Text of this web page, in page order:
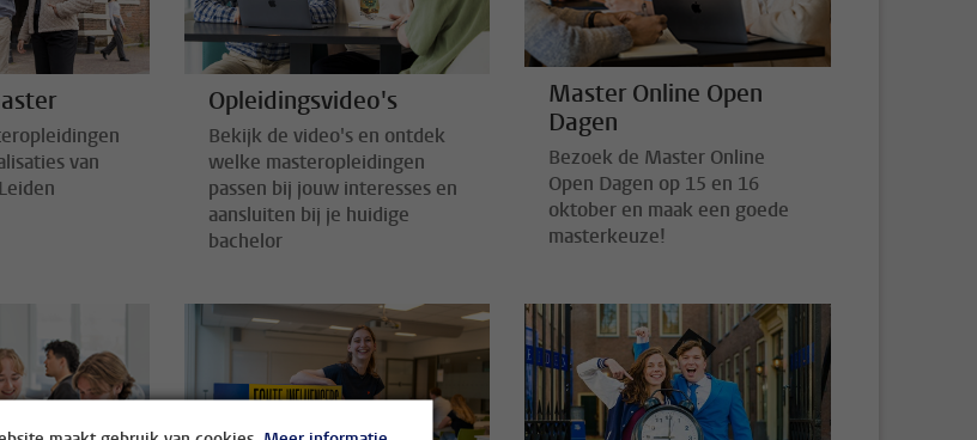
van
Opleidingsvideo's
Bekijk de video's en ontdek
welke masteropleidingen
passen bij jouw interesses en
aansluiten bij je huidige
bachelor
Master Online Open
Dagen
Bezoek de Master Online
Open Dagen op 15 en 16
oktober en maak een goede
masterkeuze!